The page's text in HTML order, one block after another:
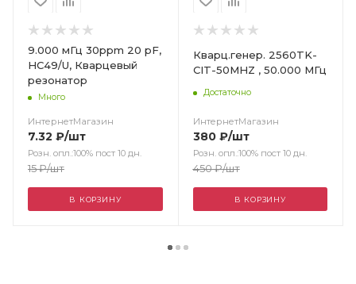
9.000 мГц 30ppm 20 pF,
HC49/U, Кварцевый
резонатор
Много
ИнтернетМагазин
7.32 ₽/шт
Розн. опл.:100% пост 10 дн.
15₽/шт
В КОРЗИНУ
Кварц.генер. 2560TK-
CIT-50MHZ , 50.000 МГц
Достаточно
ИнтернетМагазин
380₽/шт
Розн. опл.:100% пост 10 дн.
450₽/шт
В КОРЗИНУ